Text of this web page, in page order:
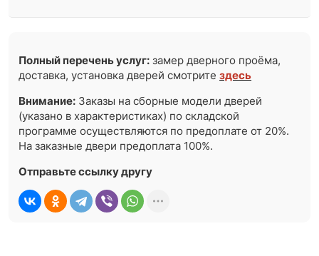
Полный перечень услуг: замер дверного проёма,
доставка, установка дверей смотритездесь
Внимание: Заказы на сборные модели дверей
(указано в характеристиках) по складской
программе осуществляются по предоплате от 20%.
На заказные двери предоплата 100%.
Отправьте ссылку другу